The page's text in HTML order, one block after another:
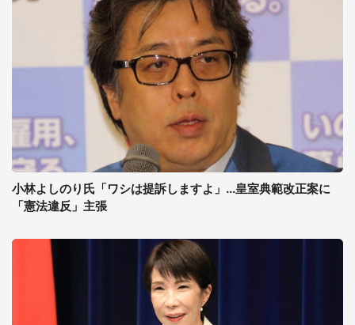
小林よしのり氏「ワシは提訴しますよ」...皇室典範改正案に
「憲法違反」主張